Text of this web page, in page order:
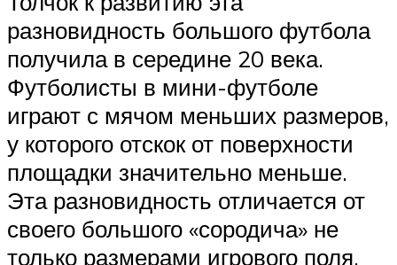
разновидность большого футбола
получила в середине 20 века.
Футболисты в мини-футболе
играют с мячом меньших размеров,
у которого отскок от поверхности
площадки значительно меньше.
Эта разновидность отличается от
своего большого «сородича» не
только размерами игрового поля,